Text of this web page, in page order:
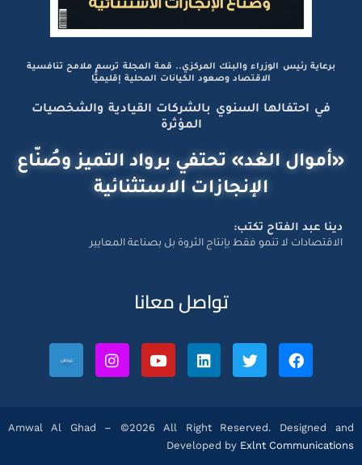
برعاية رئيس الوزراء والبنك المركزي.. قمة المجلة ترسم ملامح تنافسية
الاقتصاد وصعود الكيانات المحلية إقليميًّا
في احتفالها السنوي بالشركات القيادية والشخصيات
المؤثرة
«أموال الغد» تحتفي برواد التميز وصُنّاع
الإنجازات الاستثنائية
دينا عبد الفتاح تكتب:
الاقتصادات لا تنمو فقط بإنتاج الثروة بل بصناعة المعايير
تواصل معانا
Amwal Al Ghad – ©2026 All Right Reserved. Designed and
Developed by Exlnt Communications